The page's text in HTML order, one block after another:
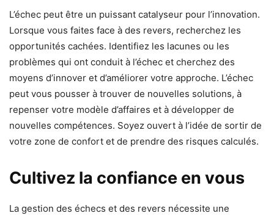
L’échec peut être un puissant catalyseur pour l’innovation.
Lorsque vous faites face à des revers, recherchez les
opportunités cachées. Identifiez les lacunes ou les
problèmes qui ont conduit à l’échec et cherchez des
moyens d’innover et d’améliorer votre approche. L’échec
peut vous pousser à trouver de nouvelles solutions, à
repenser votre modèle d’affaires et à développer de
nouvelles compétences. Soyez ouvert à l’idée de sortir de
votre zone de confort et de prendre des risques calculés.
Cultivez la confiance en vous
La gestion des échecs et des revers nécessite une